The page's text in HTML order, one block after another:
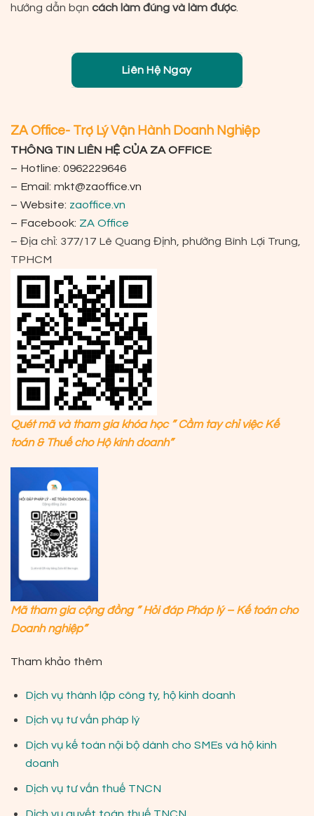
hướng dẫn bạn cách làm đúng và làm được.
Liên Hệ Ngay
ZA Office- Trợ Lý Vận Hành Doanh Nghiệp
THÔNG TIN LIÊN HỆ CỦA ZA OFFICE:
– Hotline: 0962229646
– Email: mkt@zaoffice.vn
– Website: zaoffice.vn
– Facebook: ZA Office
– Địa chỉ: 377/17 Lê Quang Định, phường Bình Lợi Trung,
TPHCM
Quét mã và tham gia khóa học ” Cầm tay chỉ việc Kế
toán & Thuế cho Hộ kinh doanh”
Mã tham gia cộng đồng ” Hỏi đáp Pháp lý – Kế toán cho
Doanh nghiệp”
Tham khảo thêm
Dịch vụ thành lập công ty, hộ kinh doanh
Dịch vụ tư vấn pháp lý
Dịch vụ kế toán nội bộ dành cho SMEs và hộ kinh
doanh
Dịch vụ tư vấn thuế TNCN
Dịch vụ quyết toán thuế TNCN